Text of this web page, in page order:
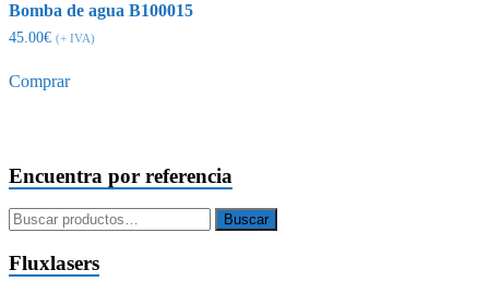
Bomba de agua B100015
45.00€ (+ IVA)
Comprar
Encuentra por referencia
Buscar
por:
Buscar
Fluxlasers